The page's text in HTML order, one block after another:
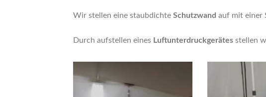
Wir stellen eine staubdichte Schutzwand auf mit einer
Durch aufstellen eines Luftunterdruckgerätes stellen